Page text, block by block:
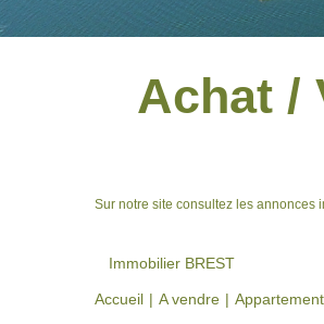
Achat /
Sur notre site consultez les annonces
Immobilier BREST
Accueil A vendre Appartement